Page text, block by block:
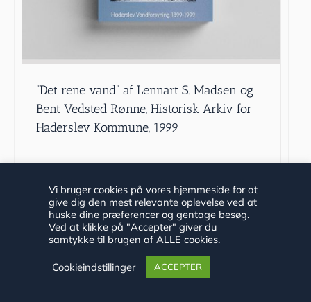
”Det rene vand” af Lennart S. Madsen og
Bent Vedsted Rønne, Historisk Arkiv for
Haderslev Kommune, 1999
Tilføj til kurv Detaljer
Vi bruger cookies på vores hjemmeside for at
give dig den mest relevante oplevelse ved at
huske dine præferencer og gentage besøg.
Ved at klikke på "Accepter" giver du
samtykke til brugen af ALLE cookies.
Cookieindstillinger ACCEPTER